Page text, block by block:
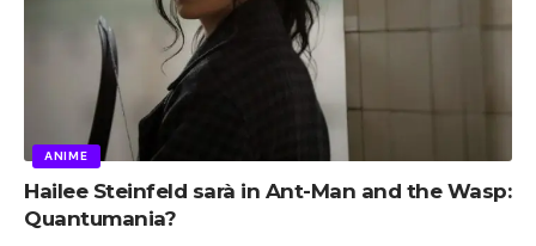
ANIME
Hailee Steinfeld sarà in Ant-Man and the Wasp:
Quantumania?